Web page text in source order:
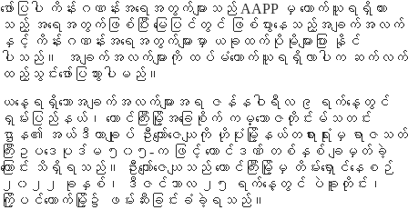
ဖော်ပြပါ ကိန်းဂဏန်းအရေအတွက်များသည် AAPP မှ ကောက်ယူရရှိထား
သည့် အရေအတွက်ဖြစ်ပြီး မြေပြင်တွင် ဖြစ်ပွားနေသည့်အချက်အလက်
နှင့် ကိန်းဂဏန်းအရေအတွက်များမှာ ယခုထက်ပိုမိုများပြား နိုင်
ပါသည်။ အချက်အလက်များကို ထပ်မံကောက်ယူရရှိလာပါက ဆက်လက်
ထည့်သွင်းဖော်ပြသွားပါမည်။
ယနေ့ရရှိသောအချက်အလက်များအရ ဇန်နဝါရီလ ၉ ရက်နေ့တွင်
ရှမ်းပြည်နယ်၊ တောင်ကြီးမြို့အခြေစိုက် ကမ္ဘောဇတိုင်းမ်သတင်း
ဌာန၏ အယ်ဒီတာချုပ် ဦးကျော်ဇေယျကို ဟိုပုံးမြို့နယ်တရားရုံးမှ ရာဇသတ်
ကြီးဥပဒေပုဒ်မ ၅၀၅-က ဖြင့် ထောင်ဒဏ် တစ်နှစ် ချမှတ်ခဲ့
ကြောင်း သိရှိရသည်။ ဦးကျော်ဇေယျသည် တောင်ကြီးမြို့မှ တိမ်းရှောင်နေစဉ်
၂၀၂၂ ခုနှစ်၊ ဒီဇင်ဘာလ ၂၅ ရက်နေ့တွင် ပဲခူးတိုင်း၊
ကြို့ပင်ကောက်မြို့၌ ဖမ်းဆီးခြင်းခံခဲ့ရသည်။